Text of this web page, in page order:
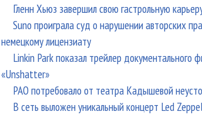
Гленн Хьюз завершил свою гастрольную
Suno проиграла суд о нарушении авторских
немецкому лицензиату
Linkin Park показал трейлер документального
«Unshatter»
РАО потребовало от театра Кадышевой
В сеть выложен уникальный концерт Led